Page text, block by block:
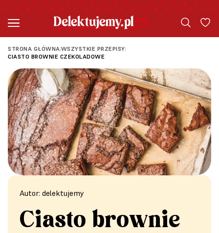
STRONA GŁÓWNA|WSZYSTKIE PRZEPISY|
CIASTO BROWNIE CZEKOLADOWE
Autor: delektujemy
Ciasto brownie